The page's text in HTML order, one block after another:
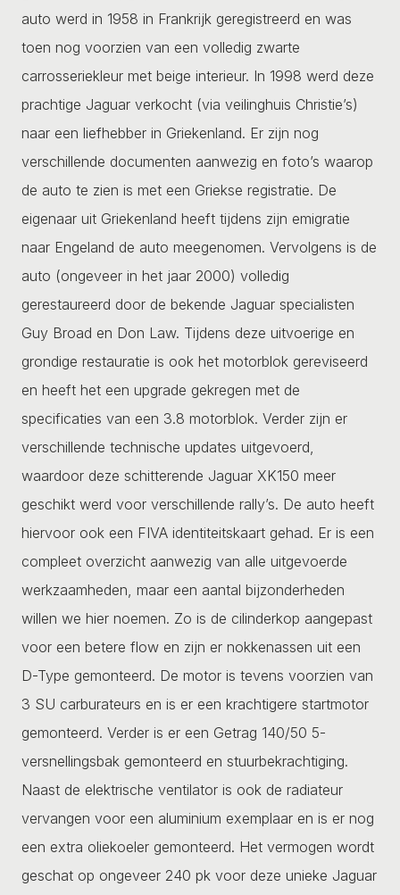
auto werd in 1958 in Frankrijk geregistreerd en was
toen nog voorzien van een volledig zwarte
carrosseriekleur met beige interieur. In 1998 werd deze
prachtige Jaguar verkocht (via veilinghuis Christie’s)
naar een liefhebber in Griekenland. Er zijn nog
verschillende documenten aanwezig en foto’s waarop
de auto te zien is met een Griekse registratie. De
eigenaar uit Griekenland heeft tijdens zijn emigratie
naar Engeland de auto meegenomen. Vervolgens is de
auto (ongeveer in het jaar 2000) volledig
gerestaureerd door de bekende Jaguar specialisten
Guy Broad en Don Law. Tijdens deze uitvoerige en
grondige restauratie is ook het motorblok gereviseerd
en heeft het een upgrade gekregen met de
specificaties van een 3.8 motorblok. Verder zijn er
verschillende technische updates uitgevoerd,
waardoor deze schitterende Jaguar XK150 meer
geschikt werd voor verschillende rally’s. De auto heeft
hiervoor ook een FIVA identiteitskaart gehad. Er is een
compleet overzicht aanwezig van alle uitgevoerde
werkzaamheden, maar een aantal bijzonderheden
willen we hier noemen. Zo is de cilinderkop aangepast
voor een betere flow en zijn er nokkenassen uit een
D-Type gemonteerd. De motor is tevens voorzien van
3 SU carburateurs en is er een krachtigere startmotor
gemonteerd. Verder is er een Getrag 140/50 5-
versnellingsbak gemonteerd en stuurbekrachtiging.
Naast de elektrische ventilator is ook de radiateur
vervangen voor een aluminium exemplaar en is er nog
een extra oliekoeler gemonteerd. Het vermogen wordt
geschat op ongeveer 240 pk voor deze unieke Jaguar